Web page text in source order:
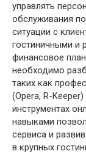
управлять
обслуживания
ситуации с
гостиничными и
финансовое
необходимо
таких как
(Opera, R-
инструментах
навыками
сервиса и
в крупных